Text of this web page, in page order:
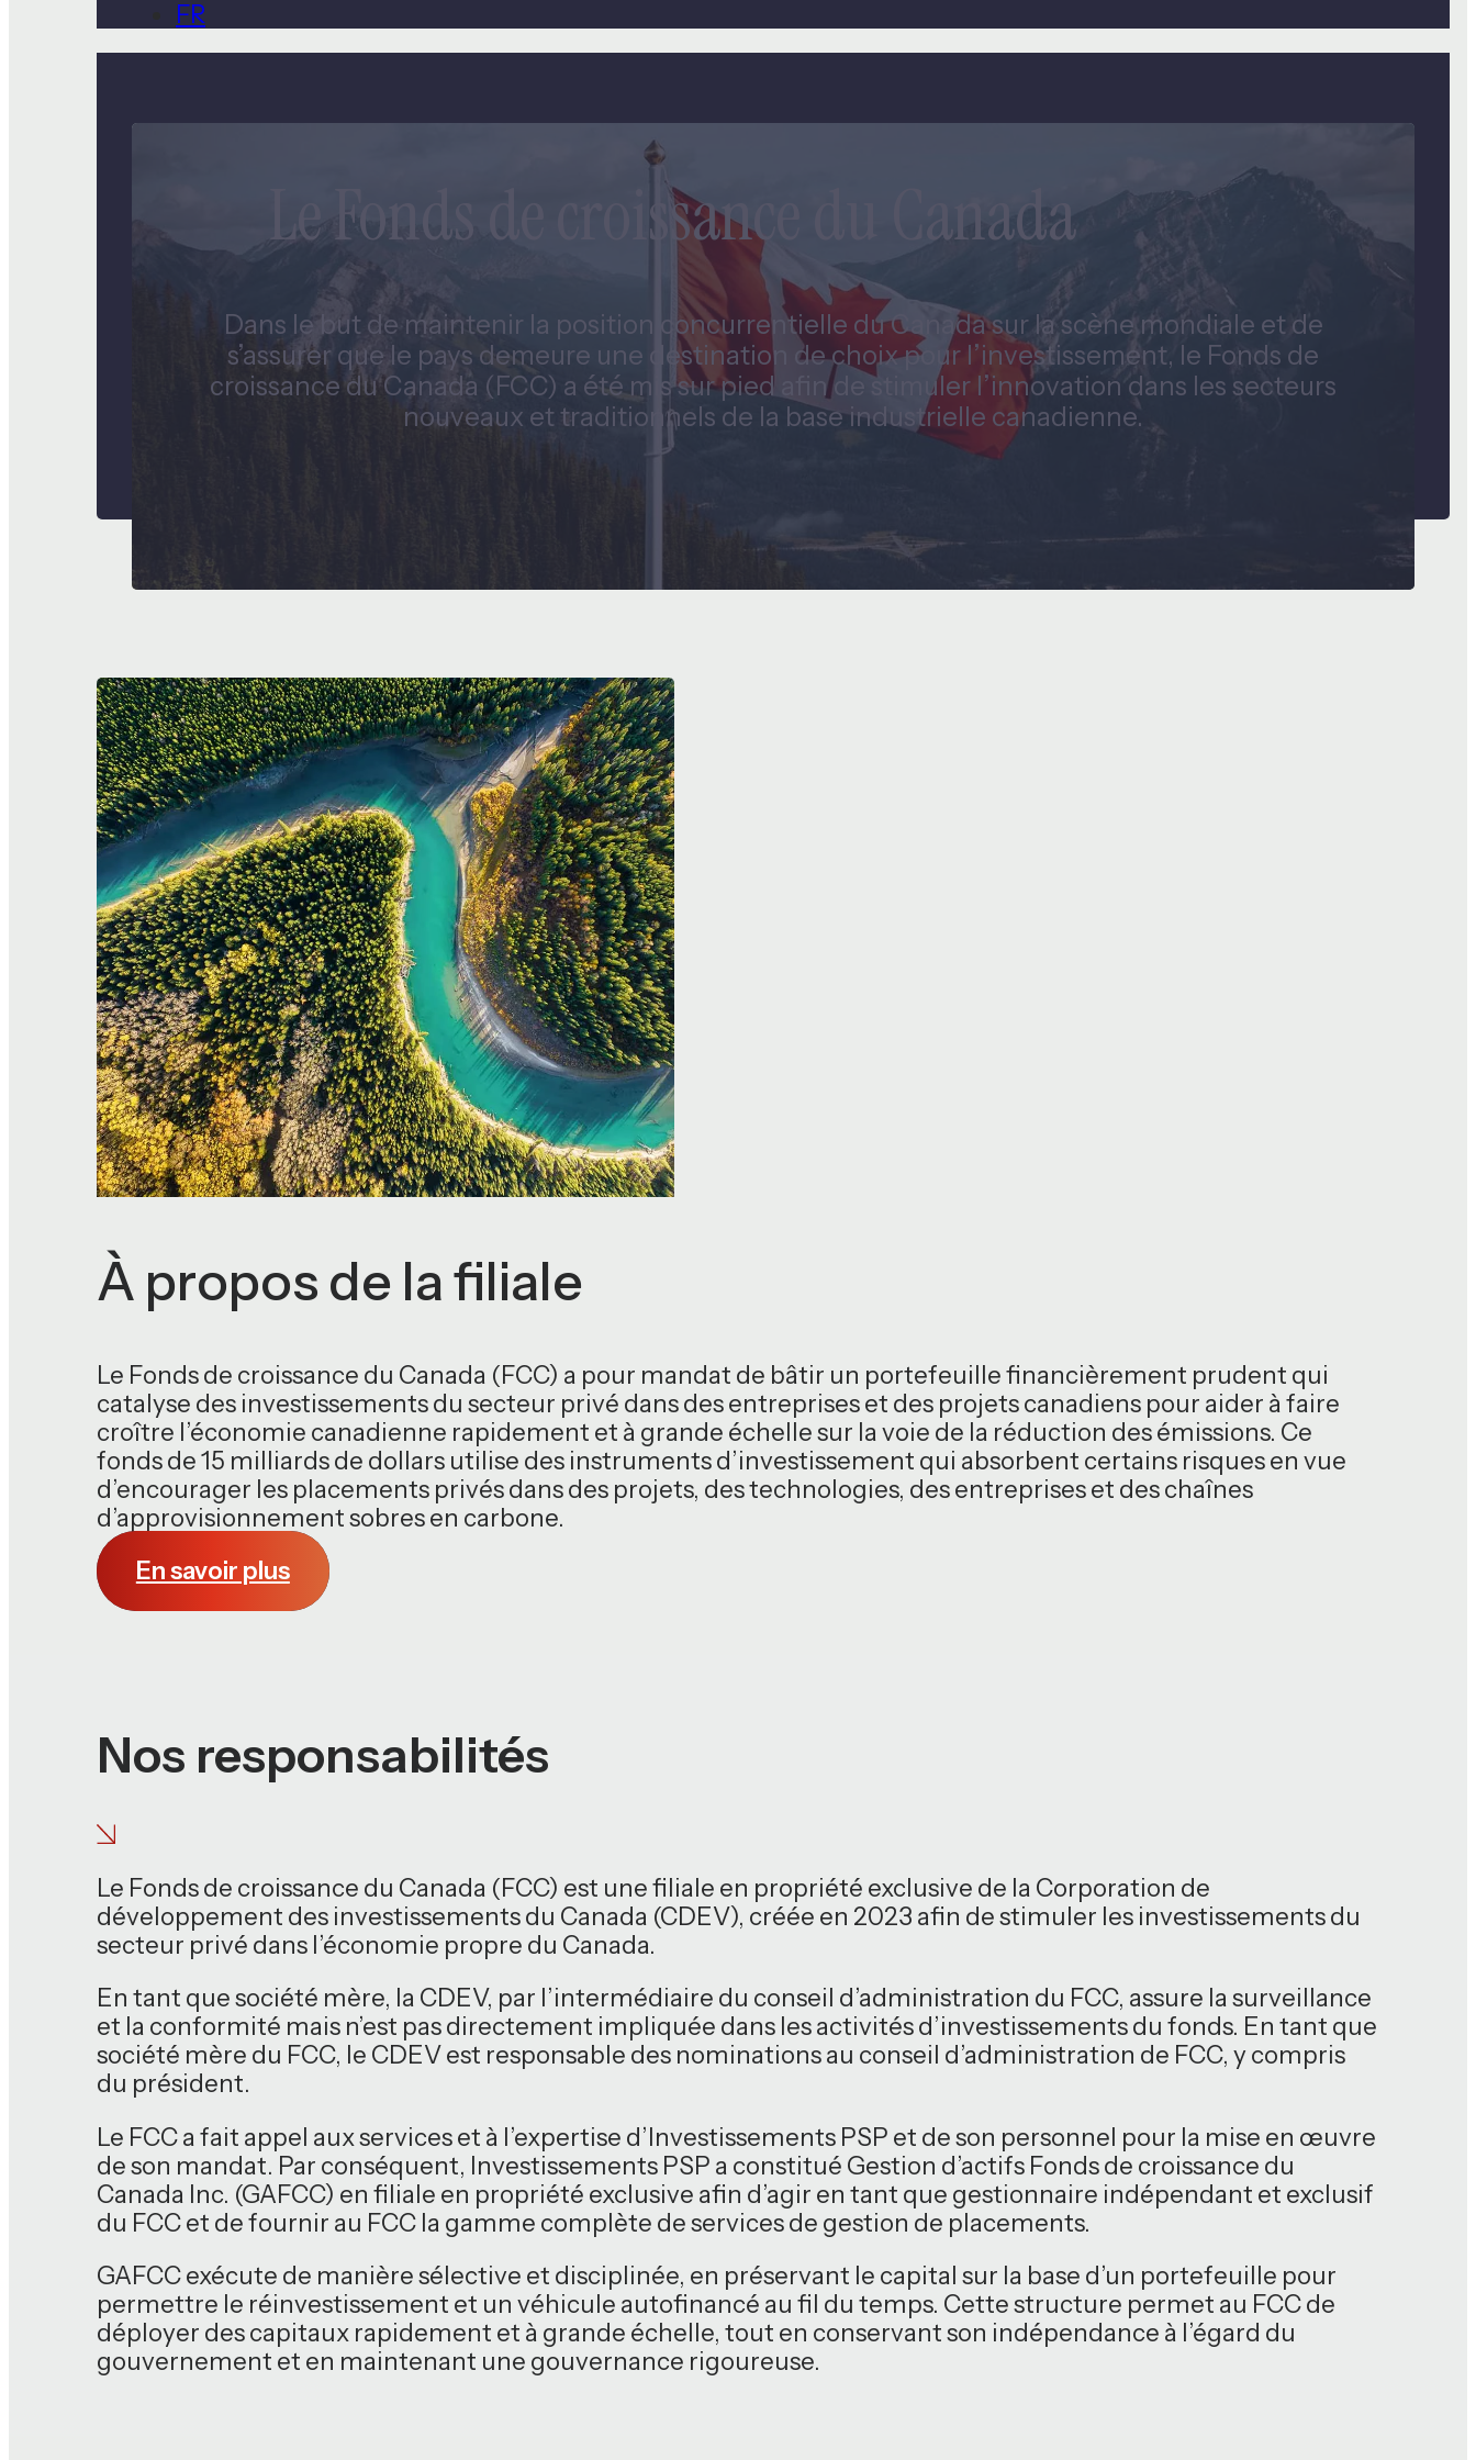
FR
Le Fonds de croissance du Canada
Dans le but de maintenir la position concurrentielle du Canada sur la scène mondiale et de
s’assurer que le pays demeure une destination de choix pour l’investissement, le Fonds de
croissance du Canada (FCC) a été mis sur pied afin de stimuler l’innovation dans les secteurs
nouveaux et traditionnels de la base industrielle canadienne.
À propos de la filiale
Le Fonds de croissance du Canada (FCC) a pour mandat de bâtir un portefeuille financièrement prudent qui
catalyse des investissements du secteur privé dans des entreprises et des projets canadiens pour aider à faire
croître l’économie canadienne rapidement et à grande échelle sur la voie de la réduction des émissions. Ce
fonds de 15 milliards de dollars utilise des instruments d’investissement qui absorbent certains risques en vue
d’encourager les placements privés dans des projets, des technologies, des entreprises et des chaînes
d’approvisionnement sobres en carbone.
En savoir plus
Nos responsabilités
Le Fonds de croissance du Canada (FCC) est une filiale en propriété exclusive de la Corporation de
développement des investissements du Canada (CDEV), créée en 2023 afin de stimuler les investissements du
secteur privé dans l’économie propre du Canada.
En tant que société mère, la CDEV, par l’intermédiaire du conseil d’administration du FCC, assure la surveillance
et la conformité mais n’est pas directement impliquée dans les activités d’investissements du fonds. En tant que
société mère du FCC, le CDEV est responsable des nominations au conseil d’administration de FCC, y compris
du président.
Le FCC a fait appel aux services et à l’expertise d’Investissements PSP et de son personnel pour la mise en œuvre
de son mandat. Par conséquent, Investissements PSP a constitué Gestion d’actifs Fonds de croissance du
Canada Inc. (GAFCC) en filiale en propriété exclusive afin d’agir en tant que gestionnaire indépendant et exclusif
du FCC et de fournir au FCC la gamme complète de services de gestion de placements.
GAFCC exécute de manière sélective et disciplinée, en préservant le capital sur la base d’un portefeuille pour
permettre le réinvestissement et un véhicule autofinancé au fil du temps. Cette structure permet au FCC de
déployer des capitaux rapidement et à grande échelle, tout en conservant son indépendance à l’égard du
gouvernement et en maintenant une gouvernance rigoureuse.